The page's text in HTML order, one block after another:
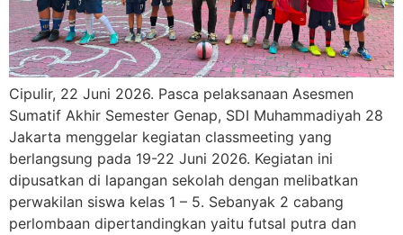
Cipulir, 22 Juni 2026. Pasca pelaksanaan Asesmen
Sumatif Akhir Semester Genap, SDI Muhammadiyah 28
Jakarta menggelar kegiatan classmeeting yang
berlangsung pada 19-22 Juni 2026. Kegiatan ini
dipusatkan di lapangan sekolah dengan melibatkan
perwakilan siswa kelas 1 – 5. Sebanyak 2 cabang
perlombaan dipertandingkan yaitu futsal putra dan